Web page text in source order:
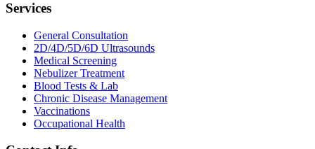
Services
General Consultation
2D/4D/5D/6D Ultrasounds
Medical Screening
Nebulizer Treatment
Blood Tests & Lab
Chronic Disease Management
Vaccinations
Occupational Health